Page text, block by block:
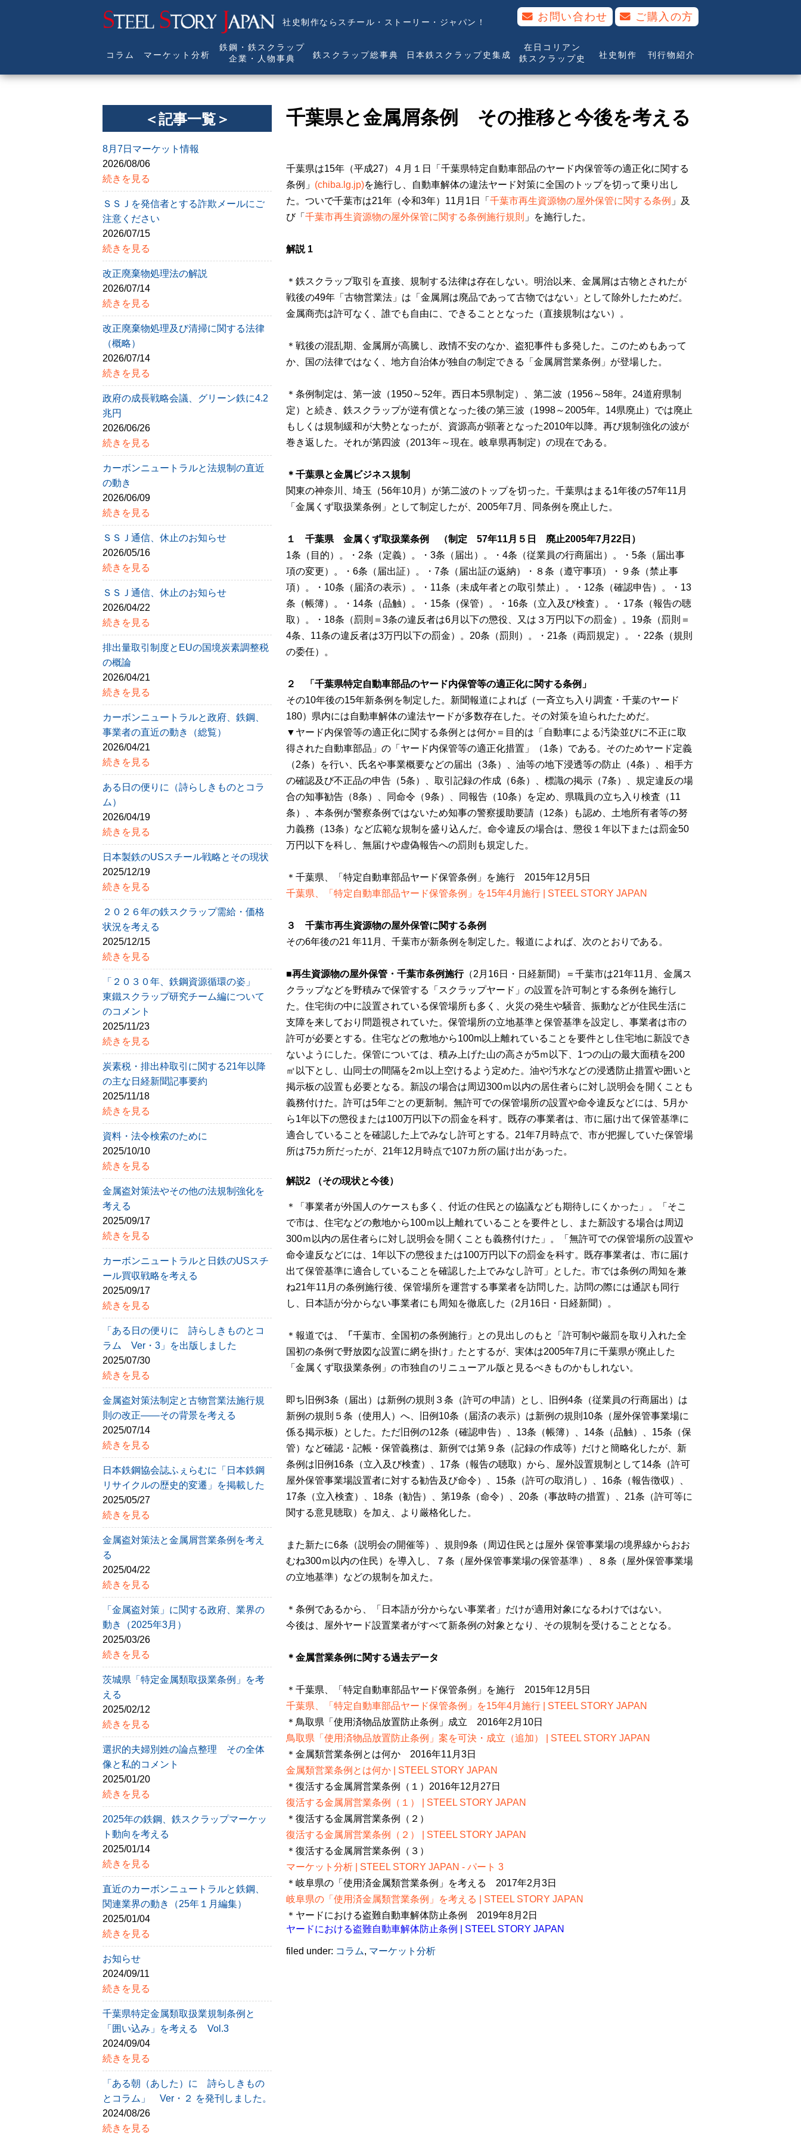
お問い合わせ ご購入の方
社史制作ならスチール・ストーリー・ジャパン！
コラム マーケット分析
鉄鋼・鉄スクラップ
企業・人物事典
鉄スクラップ総事典 日本鉄スクラップ史集成
在日コリアン
鉄スクラップ史
社史制作 刊行物紹介
千葉県と金属屑条例 その推移と今後を考える
千葉県は15年（平成27）４月１日「千葉県特定自動車部品のヤード内保管等の適正化に関する
条例」 (chiba.lg.jp)を施行し、自動車解体の違法ヤード対策に全国のトップを切って乗り出し
た。ついで千葉市は21年（令和3年） 11 月 1 日「 千葉市再生資源物の屋外保管に関する条例 」及
び「 千葉市再生資源物の屋外保管に関する条例施行規則 」を施行した。
解説 1
＊鉄スクラップ取引を直接、規制する法律は存在しない。明治以来、金属屑は古物とされたが
戦後の49年「古物営業法」は「金属屑は廃品であって古物ではない」として除外したためだ。
金属商売は許可なく、誰でも自由に、できることとなった（直接規制はない）。
＊戦後の混乱期、金属屑が高騰し、政情不安のなか、盗犯事件も多発した。このためもあって
か、国の法律ではなく、地方自治体が独自の制定できる「金属屑営業条例」が登場した。
＊条例制定は、第一波（1950～52年。西日本5県制定）、第二波（1956～58年。 24道府県制
定）と続き、鉄スクラップが逆有償となった後の第三波（1998～ 2005年。 14県廃止）では廃止
もしくは規制緩和が大勢となったが、資源高が顕著となった2010年以降。再び規制強化の波が
巻き返した。それが第四波（2013年～現在。岐阜県再制定）の現在である。
＊千葉県と金属ビジネス規制
関東の神奈川、埼玉（56年10月）が第二波のトップを切った。千葉県はまる1年後の57年11 月
「金属くず取扱業条例」として制定したが、 2005年7月、同条例を廃止した。
１ 千葉県 金属くず取扱業条例 （制定 57年11月５日 廃止2005年7月22日）
1条（目的）。・ 2条（定義）。・ 3条（届出）。・ 4条（従業員の行商届出）。・ 5条（届出事
項の変更）。・ 6条（届出証）。・ 7条（届出証の返納）・８条（遵守事項）・９条（禁止事
項）。・ 10条（届済の表示）。・ 11条（未成年者との取引禁止）。・ 12条（確認申告）。・ 13
条（帳簿）。・ 14条（品触）。・ 15条（保管）。・ 16条（立入及び検査）。・ 17条（報告の聴
取）。・ 18条（罰則＝3条の違反者は6月以下の懲役、又は３万円以下の罰金）。 19条（罰則＝
4条、 11条の違反者は3万円以下の罰金）。 20条（罰則）。・ 21条（両罰規定）。・ 22条（規則
の委任）。
２ 「千葉県特定自動車部品のヤード内保管等の適正化に関する条例」
その10年後の15年新条例を制定した。新聞報道によれば（一斉立ち入り調査・千葉のヤード
180）県内には自動車解体の違法ヤードが多数存在した。その対策を迫られたためだ。
▼ヤード内保管等の適正化に関する条例とは何か＝ 目的は 「自動車による汚染並びに不正に取
得された自動車部品」の「ヤード内保管等の適正化措置」（1条）である。そのためヤード定義
（2条）を行い、氏名や事業概要などの届出（3条）、油等の地下浸透等の防止（4条）、相手方
の確認及び不正品の申告（5条）、取引記録の作成（6条）、標識の掲示（7条）、規定違反の場
合の知事勧告（8条）、同命令（9条）、同報告（10条）を定め、県職員の立ち入り検査（11
条）、本条例が警察条例ではないため知事の警察援助要請（12条）も認め、土地所有者等の努
力義務（13条）など広範な規制を盛り込んだ。命令違反の場合は、懲役１年以下または罰金50
万円以下を科し、無届けや虚偽報告への罰則も規定した。
＊千葉県、「特定自動車部品ヤード保管条例」を施行 2015年12月5日
千葉県、「特定自動車部品ヤード保管条例」を15年4月施行 | STEEL STORY JAPAN
３ 千葉市再生資源物の屋外保管に関する条例
その6年後の21 年11月、千葉市が新条例を制定した。報道によれば、次のとおりである。
■再生資源物の屋外保管・千葉市条例施行（2月 16日・日経新聞）＝千葉市は21年11 月、金属ス
クラップなどを野積みで保管する「スクラップヤード」の設置を許可制とする条例を施行し
た。住宅街の中に設置されている保管場所も多く、火災の発生や騒音、振動などが住民生活に
支障を来しており問題視されていた。保管場所の立地基準と保管基準を設定し、事業者は市の
許可が必要とする。住宅などの敷地から100m以上離れていることを要件とし住宅地に新設でき
ないようにした。保管については、積み上げた山の高さが5ｍ以下、 1つの山の最大面積を200
㎡以下とし、山同士の間隔を2ｍ以上空けるよう定めた。油や汚水などの浸透防止措置や囲いと
掲示板の設置も必要となる。新設の場合は周辺300ｍ以内の居住者らに対し説明会を開くことも
義務付けた。許可は5年ごとの更新制。無許可での保管場所の設置や命令違反などには、 5月か
ら1年以下の懲役または100万円以下の罰金を科す。既存の事業者は、市に届け出て保管基準に
適合していることを確認した上でみなし許可とする。 21年7月時点で、市が把握していた保管場
所は75カ所だったが、 21年12 月時点で107カ所の届け出があった。
解説2 （その現状と今後）
＊「事業者が外国人のケースも多く、付近の住民との協議なども期待しにくかった」。「そこ
で市は、住宅などの敷地から100ｍ以上離れていることを要件とし、また新設する場合は周辺
300ｍ以内の居住者らに対し説明会を開くことも義務付けた」。「無許可での保管場所の設置や
命令違反などには、 1年以下の懲役または100万円以下の罰金を科す。既存事業者は、市に届け
出て保管基準に適合していることを確認した上でみなし許可」とした。市では条例の周知を兼
ね21年11 月の条例施行後、保管場所を運営する事業者を訪問した。訪問の際には通訳も同行
し、日本語が分からない事業者にも周知を徹底した（2月 16日・日経新聞）。
＊報道では、 「 千葉市、全国初の条例施行」との見出しのもと「許可制や厳罰を取り入れた全
国初の条例で野放図な設置に網を掛け」たとするが、実体は2005年7月に千葉県が廃止した
「金属くず取扱業条例」の市独自のリニューアル版と見るべきものかもしれない。
即ち旧例3条（届出）は新例の規則３条（許可の申請）とし、旧例4条（従業員の行商届出）は
新例の規則５条（使用人）へ、旧例10条（届済の表示）は新例の規則 10条（屋外保管事業場に
係る掲示板）とした。ただ旧例の12条（確認申告）、 13条（帳簿）、 14条（品触）、 15条（保
管）など確認・記帳・保管義務は、新例では第９条（記録の作成等）だけと簡略化したが、新
条例は旧例 16条（立入及び検査）、 17条（報告の聴取）から、屋外設置規制として14条（許可
屋外保管事業場設置者に対する勧告及び命令）、 15条（許可の取消し）、 16条（報告徴収）、
17条（立入検査）、 18条（勧告）、第19条（命令）、 20条（事故時の措置）、 21条（許可等に
関する意見聴取）を加え、より厳格化した。
また新たに6条（説明会の開催等）、規則 9条（周辺住民とは屋外 保管事業場の境界線からおお
むね300ｍ以内の住民）を導入し、７条（屋外保管事業場の保管基準）、８条（屋外保管事業場
の立地基準）などの規制を加えた。
＊条例であるから、「日本語が分からない事業者」だけが適用対象になるわけではない。
今後は、屋外ヤード設置業者がすべて新条例の対象となり、その規制を受けることとなる。
＊金属営業条例に関する過去データ
＊千葉県、「特定自動車部品ヤード保管条例」を施行 2015年12月5日
千葉県、「特定自動車部品ヤード保管条例」を15年4月施行 | STEEL STORY JAPAN
＊鳥取県「使用済物品放置防止条例」成立 2016年2月10日
鳥取県「使用済物品放置防止条例」案を可決・成立（追加） | STEEL STORY JAPAN
＊金属類営業条例とは何か 2016年11月3日
金属類営業条例とは何か | STEEL STORY JAPAN
＊復活する金属屑営業条例（１）2016年12月27日
復活する金属屑営業条例（１） | STEEL STORY JAPAN
＊復活する金属屑営業条例（２）
復活する金属屑営業条例（２） | STEEL STORY JAPAN
＊復活する金属屑営業条例（３）
マーケット分析 | STEEL STORY JAPAN - パート 3
＊岐阜県の「使用済金属類営業条例」を考える 2017年2月3日
岐阜県の「使用済金属類営業条例」を考える | STEEL STORY JAPAN
＊ヤードにおける盗難自動車解体防止条例 2019年8月2日
ヤードにおける盗難自動車解体防止条例 | STEEL STORY JAPAN
filed under: コラム, マーケット分析
＜記事一覧＞
8月7日マーケット情報
2026/08/06
続きを見る
ＳＳＪを発信者とする詐欺メールにご
注意ください
2026/07/15
続きを見る
改正廃棄物処理法の解説
2026/07/14
続きを見る
改正廃棄物処理及び清掃に関する法律
（概略）
2026/07/14
続きを見る
政府の成長戦略会議、グリーン鉄に4.2
兆円
2026/06/26
続きを見る
カーボンニュートラルと法規制の直近
の動き
2026/06/09
続きを見る
ＳＳＪ通信、休止のお知らせ
2026/05/16
続きを見る
ＳＳＪ通信、休止のお知らせ
2026/04/22
続きを見る
排出量取引制度とEUの国境炭素調整税
の概論
2026/04/21
続きを見る
カーボンニュートラルと政府、鉄鋼、
事業者の直近の動き（総覧）
2026/04/21
続きを見る
ある日の便りに（詩らしきものとコラ
ム）
2026/04/19
続きを見る
日本製鉄のUSスチール戦略とその現状
2025/12/19
続きを見る
２０２６年の鉄スクラップ需給・価格
状況を考える
2025/12/15
続きを見る
「２０３０年、鉄鋼資源循環の姿」
東鐵スクラップ研究チーム編について
のコメント
2025/11/23
続きを見る
炭素税・排出枠取引に関する21年以降
の主な日経新聞記事要約
2025/11/18
続きを見る
資料・法令検索のために
2025/10/10
続きを見る
金属盗対策法やその他の法規制強化を
考える
2025/09/17
続きを見る
カーボンニュートラルと日鉄のUSスチ
ール買収戦略を考える
2025/09/17
続きを見る
「ある日の便りに 詩らしきものとコ
ラム Ver・3」を出版しました
2025/07/30
続きを見る
金属盗対策法制定と古物営業法施行規
則の改正――その背景を考える
2025/07/14
続きを見る
日本鉄鋼協会誌ふぇらむに「日本鉄鋼
リサイクルの歴史的変遷」を掲載した
2025/05/27
続きを見る
金属盗対策法と金属屑営業条例を考え
る
2025/04/22
続きを見る
「金属盗対策」に関する政府、業界の
動き（2025年3月）
2025/03/26
続きを見る
茨城県「特定金属類取扱業条例」を考
える
2025/02/12
続きを見る
選択的夫婦別姓の論点整理 その全体
像と私的コメント
2025/01/20
続きを見る
2025年の鉄鋼、鉄スクラップマーケッ
ト動向を考える
2025/01/14
続きを見る
直近のカーボンニュートラルと鉄鋼、
関連業界の動き（25年１月編集）
2025/01/04
続きを見る
お知らせ
2024/09/11
続きを見る
千葉県特定金属類取扱業規制条例と
「囲い込み」を考える Vol.3
2024/09/04
続きを見る
「ある朝（あした）に 詩らしきもの
とコラム」 Ver・２ を発刊しました。
2024/08/26
続きを見る